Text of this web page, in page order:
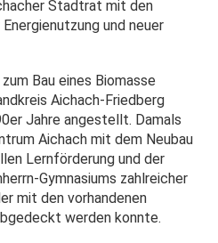
Stadtrat mit den
und neuer
Bau eines Biomasse
Aichach-Friedberg
Jahre angestellt. Damals
Aichach mit dem Neubau
Lernförderung und der
Gymnasiums zahlreicher
mit den vorhandenen
werden konnte.